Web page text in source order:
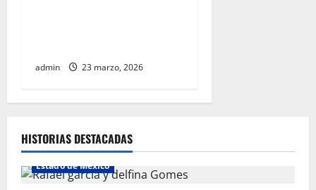
admin 23 marzo, 2026
HISTORIAS DESTACADAS
Estado de México